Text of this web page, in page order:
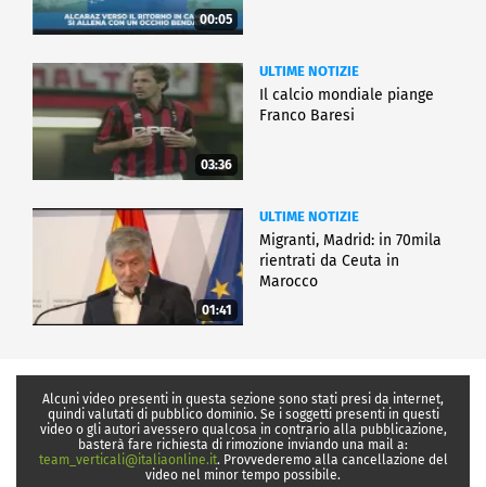
00:05
03:36
ULTIME NOTIZIE
Il calcio mondiale piange
Franco Baresi
01:41
ULTIME NOTIZIE
Migranti, Madrid: in 70mila
rientrati da Ceuta in
Marocco
Alcuni video presenti in questa sezione sono stati presi da internet,
quindi valutati di pubblico dominio. Se i soggetti presenti in questi
video o gli autori avessero qualcosa in contrario alla pubblicazione,
basterà fare richiesta di rimozione inviando una mail a:
team_verticali@italiaonline.it. Provvederemo alla cancellazione del
video nel minor tempo possibile.